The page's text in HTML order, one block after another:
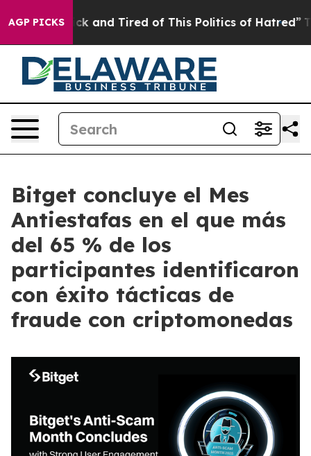
AGP PICKS
Sick and Tired of This Politics of Hatred” The
Bitget concluye el Mes
Antiestafas en el que más
del 65 % de los
participantes identificaron
con éxito tácticas de
fraude con criptomonedas